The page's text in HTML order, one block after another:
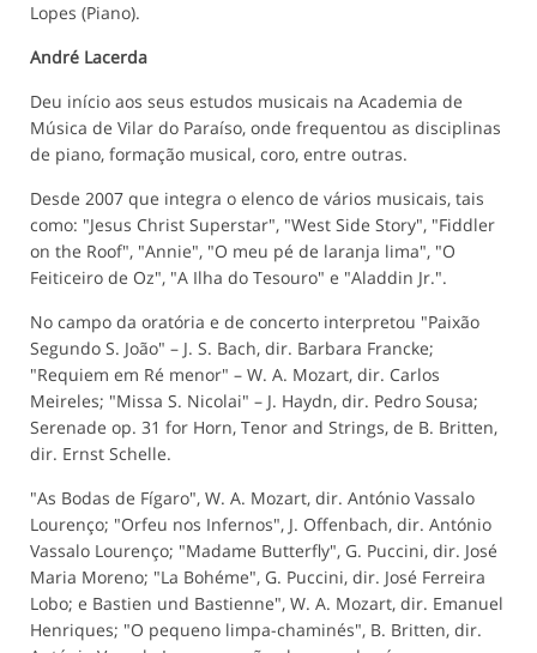
Lopes (Piano).
André Lacerda
Deu início aos seus estudos musicais na Academia de
Música de Vilar do Paraíso, onde frequentou as disciplinas
de piano, formação musical, coro, entre outras.
Desde 2007 que integra o elenco de vários musicais, tais
como: "Jesus Christ Superstar", "West Side Story", "Fiddler
on the Roof", "Annie", "O meu pé de laranja lima", "O
Feiticeiro de Oz", "A Ilha do Tesouro" e "Aladdin Jr.".
No campo da oratória e de concerto interpretou "Paixão
Segundo S. João" – J. S. Bach, dir. Barbara Francke;
"Requiem em Ré menor" – W. A. Mozart, dir. Carlos
Meireles; "Missa S. Nicolai" – J. Haydn, dir. Pedro Sousa;
Serenade op. 31 for Horn, Tenor and Strings, de B. Britten,
dir. Ernst Schelle.
"As Bodas de Fígaro", W. A. Mozart, dir. António Vassalo
Lourenço; "Orfeu nos Infernos", J. Offenbach, dir. António
Vassalo Lourenço; "Madame Butterfly", G. Puccini, dir. José
Maria Moreno; "La Bohéme", G. Puccini, dir. José Ferreira
Lobo; e Bastien und Bastienne", W. A. Mozart, dir. Emanuel
Henriques; "O pequeno limpa-chaminés", B. Britten, dir.